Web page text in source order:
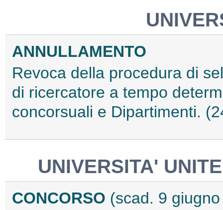
ANNULLAMENTO
Revoca della procedura di
di ricercatore a tempo
concorsuali e Dipartimenti.
UNIVERSITA'
CONCORSO (scad. 9